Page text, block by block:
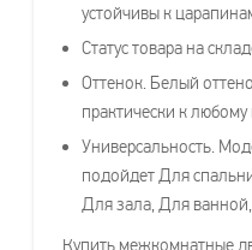
устойчивы к
Статус товара на
Оттенок. Белый
практически к любому
Универсальность.
подойдет Для
Для зала, Для
Купить межкомнатные